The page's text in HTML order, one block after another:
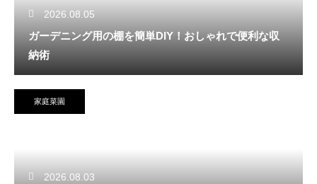
2026.08.05
ガーデニング用の棚を簡単DIY！おしゃれで便利な収
納術
家庭菜園
2026.08.03